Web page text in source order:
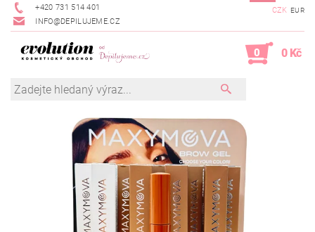
+420 731 514 401
INFO@DEPILUJEME.CZ
CZK EUR
0 0 Kč